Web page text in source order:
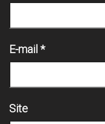
E-mail*
Site